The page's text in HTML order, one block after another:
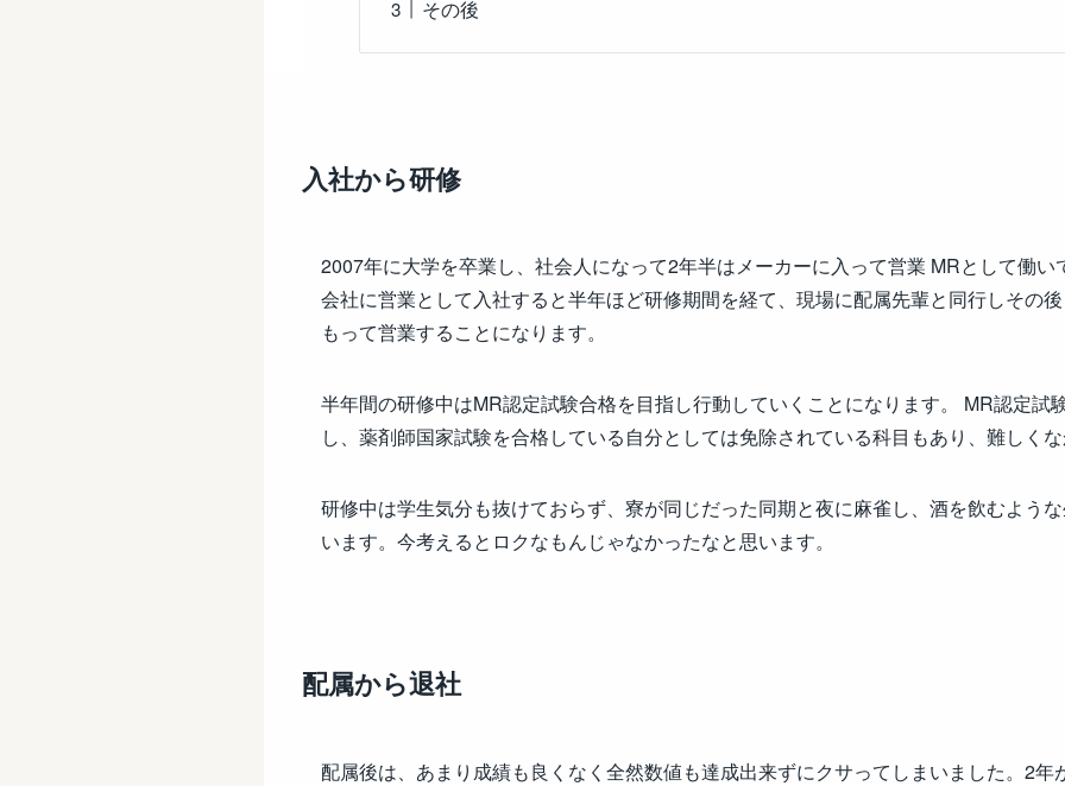
その後
入社から研修
2007年に大学を卒業し、社会人になって2年半はメーカーに入って営業 MRとして働い
会社に営業として入社すると半年ほど研修期間を経て、現場に配属先輩と同行しその
もって営業することになります。
半年間の研修中はMR認定試験合格を目指し行動していくことになります。 MR認定試
し、薬剤師国家試験を合格している自分としては免除されている科目もあり、難しく
研修中は学生気分も抜けておらず、寮が同じだった同期と夜に麻雀し、酒を飲むよう
います。今考えるとロクなもんじゃなかったなと思います。
配属から退社
配属後は、あまり成績も良くなく全然数値も達成出来ずにクサってしまいました。2年